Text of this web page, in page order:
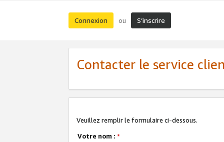
Connexion ou S’inscrire
Contacter le service
Veuillez remplir le formulaire ci-dessous.
Votre nom : *